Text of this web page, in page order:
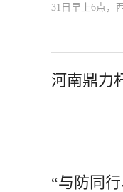
31日早上6点，
河南鼎力
“与防同